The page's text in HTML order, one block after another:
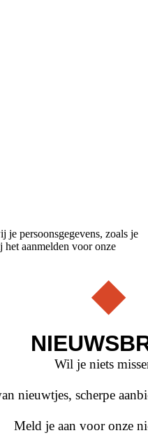
persoonsgegevens, zoals je
het aanmelden voor onze
Wil je niets
nieuwtjes, scherpe
Meld je aan voor onze